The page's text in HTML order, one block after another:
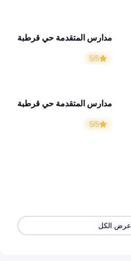
مدارس المتقدمة حي قرطبة
5/5
مدارس المتقدمة حي قرطبة
5/5
عرض الكل